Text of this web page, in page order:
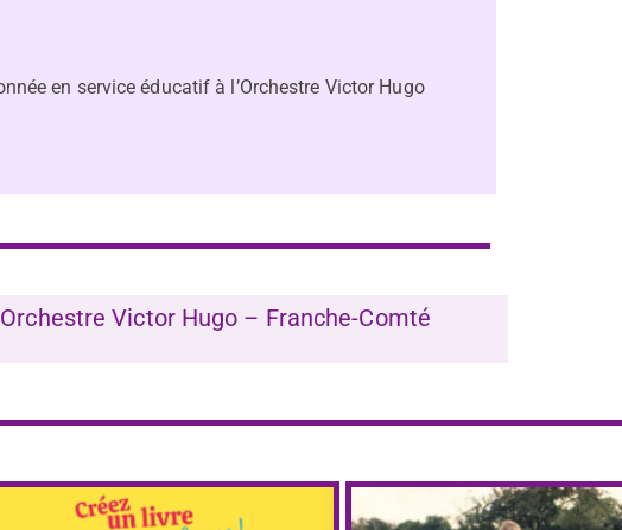
en service éducatif à l’Orchestre Victor Hugo
Victor Hugo – Franche-Comté